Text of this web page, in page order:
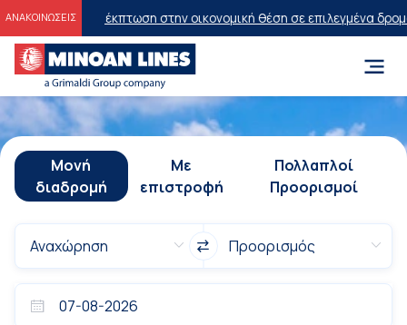
ΑΝΑΚΟΙΝΩΣΕΙΣ
έκπτωση στην οικονομική θέση σε επιλεγμένα δρομολόγια
Μονή
διαδρομή
Με
επιστροφή
Πολλαπλοί
Προορισμοί